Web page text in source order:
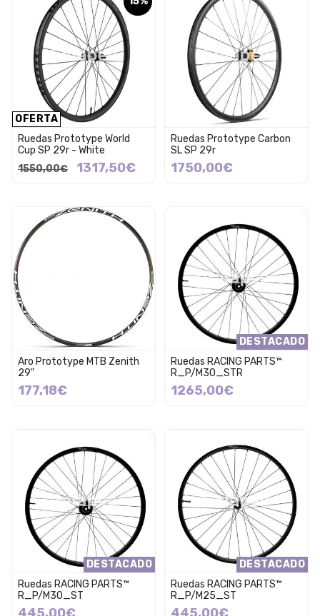
OFERTA
Ruedas Prototype World
Cup SP 29r - White
1550,00€
1317,50€
Ruedas Prototype Carbon
SL SP 29r
1750,00€
Aro Prototype MTB Zenith
29"
177,18€
DESTACADO
Ruedas RACING PARTS™
R_P/M30_STR
1265,00€
DESTACADO
Ruedas RACING PARTS™
R_P/M30_ST
DESTACADO
Ruedas RACING PARTS™
R_P/M25_ST